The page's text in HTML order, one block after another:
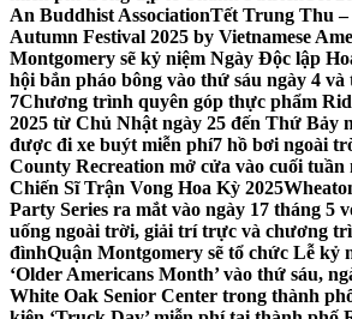
An Buddhist AssociationTết Trung Thu
Autumn Festival 2025 by Vietnamese
Montgomery sẽ kỷ niệm Ngày Độc lập
hội bắn pháo bông vào thứ sáu ngày 4
7Chương trình quyên góp thực phẩm
2025 từ Chủ Nhật ngày 25 đến Thứ Bảy
được đi xe buýt miễn phí7 hồ bơi ngoài
County Recreation mở cửa vào cuối tuần
Chiến Sĩ Trận Vong Hoa Kỳ 2025
Party Series ra mắt vào ngày 17 tháng 5
uống ngoài trời, giải trí trực và chương
đìnhQuận Montgomery sẽ tổ chức Lễ kỷ
‘Older Americans Month’ vào thứ sáu,
White Oak Senior Center trong thành